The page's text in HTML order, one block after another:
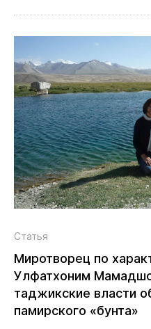
Статья
Миротворец по
Улфатхоним
таджикские власти
памирского «бунта»